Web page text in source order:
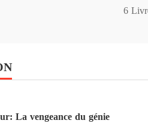
6
La vengeance du génie